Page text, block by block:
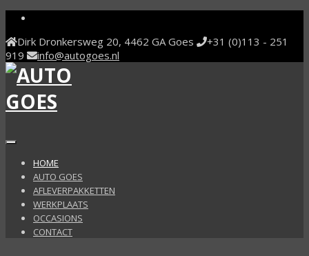
Dirk Dronkersweg 20, 4462 GA Goes
+31 (0)113 - 251
919
info@autogoes.nl
Toggle
HOME
AUTO GOES
AFLEVERPAKKETTEN
WERKPLAATS
OCCASIONS
CONTACT